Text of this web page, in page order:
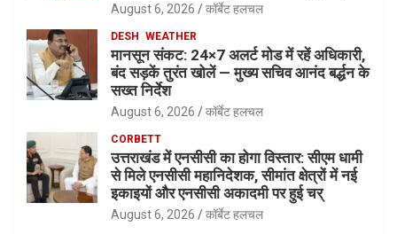
August 6, 2026 कॉर्बेट हलचल
DESH WEATHER
मानसून संकट: 24×7 अलर्ट मोड में रहें अधिकारी,
बंद सड़कें तुरंत खोलें — मुख्य सचिव आनंद बर्द्धन के
सख्त निर्देश
August 6, 2026 कॉर्बेट हलचल
CORBETT
उत्तराखंड में एनसीसी का होगा विस्तार: सीएम धामी
से मिले एनसीसी महानिदेशक, सीमांत क्षेत्रों में नई
इकाइयों और एनसीसी अकादमी पर हुई चर्
August 6, 2026 कॉर्बेट हलचल